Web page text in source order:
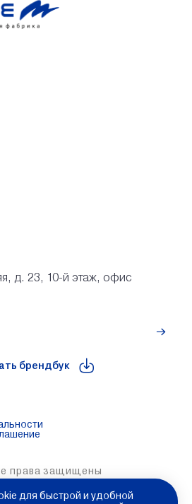
д. 23, 10-й этаж, офис
брендбук
права защищены
сайта:Global Code
для быстрой и удобной